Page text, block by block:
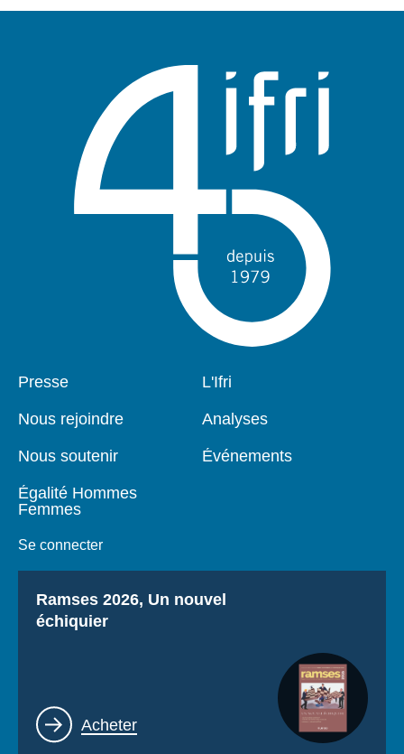
Pied
Presse
Nous rejoindre
Nous soutenir
Égalité Hommes
Femmes
Se connecter
Navigation
L'Ifri
Analyses
Événements
Titre
Ramses 2026, Un nouvel
échiquier
Lien
Acheter